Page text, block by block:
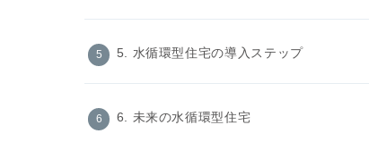
5. 水循環型住宅の導入ステップ
6. 未来の水循環型住宅